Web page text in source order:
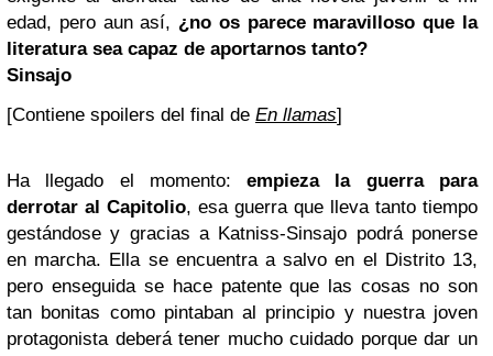
edad, pero aun así, ¿no os parece maravilloso que la
literatura sea capaz de aportarnos tanto?
Sinsajo
[Contiene spoilers del final de En llamas]
Ha llegado el momento:empieza la guerra para
derrotar al Capitolio, esa guerra que lleva tanto tiempo
gestándose y gracias a Katniss-Sinsajo podrá ponerse
en marcha. Ella se encuentra a salvo en el Distrito 13,
pero enseguida se hace patente que las cosas no son
tan bonitas como pintaban al principio y nuestra joven
protagonista deberá tener mucho cuidado porque dar un